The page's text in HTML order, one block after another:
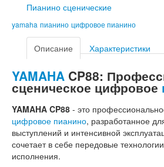
Пианино сценические
yamaha пианино цифровое пианино
Описание Характеристики
YAMAHA CP88:
сценическое цифровое
YAMAHA CP88 - это
цифровое пианино, разработанное
выступлений и интенсивной
сочетает в себе передовые
исполнения.